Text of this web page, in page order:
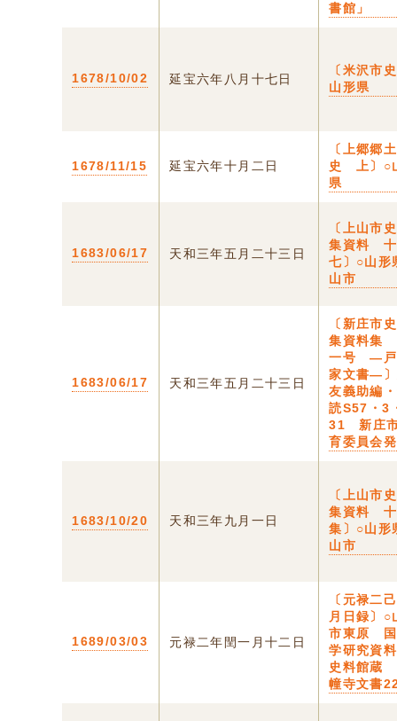
書館」
1678/10/02 延宝六年八月十七日
〔米沢市
山形県
1678/11/15 延宝六年十月二日
〔上郷郷土
史 上〕○
県
1683/06/17 天和三年五月二十三日
〔上山市
集資料 十
七〕○山形
山市
1683/06/17 天和三年五月二十三日
〔新庄市
集資料集
一号 ―戸
家文書―
友義助編
読S57・3
31 新庄
育委員会
1683/10/20 天和三年九月一日
〔上山市
集資料
集〕○山形
山市
1689/03/03 元禄二年閏一月十二日
〔元禄二
月日録〕○
市東原
学研究資
史料館蔵
幢寺文書